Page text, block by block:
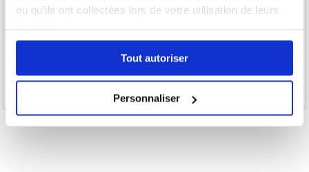
ou qu'ils ont collectées lors de votre utilisation de leurs
Tout autoriser
Personnaliser
990,80EUR 379,50EUR
RÉFÉRENCE: